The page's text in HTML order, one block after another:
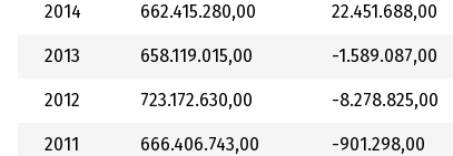
2014 662.415.280,00 22.451.688,00
2013 658.119.015,00 -1.589.087,00
2012 723.172.630,00 -8.278.825,00
2011 666.406.743,00 -901.298,00